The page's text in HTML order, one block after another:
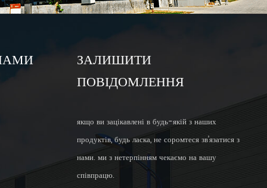
ЗАЛИШИТИ
ПОВІДОМЛЕННЯ
якщо ви зацікавлені в будь-якій з наших
продуктів, будь ласка, не соромтеся зв’язатися з
нами. ми з нетерпінням чекаємо на вашу
співпрацю.